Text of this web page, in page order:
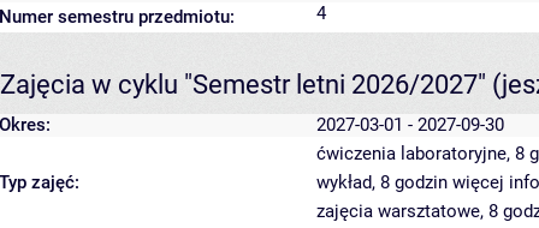
Numer semestru przedmiotu:
4
Zajęcia w cyklu "Semestr letni 2026/2027"
Okres: 2027-03-01 - 2027-09-30
Typ zajęć:
ćwiczenia laboratoryjne, 8
wykład, 8 godzin więcej
zajęcia warsztatowe, 8